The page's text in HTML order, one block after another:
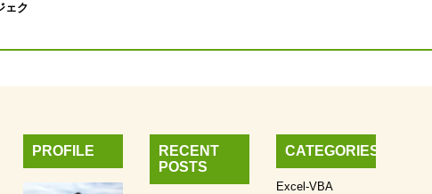
ェク
PROFILE
RECENT
POSTS
CATEGORIES
Excel-VBA